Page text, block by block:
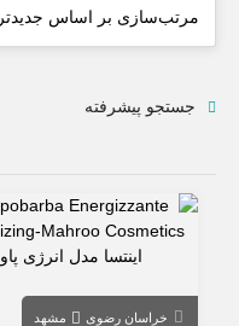
جستجو پیشرفته
خراسان رضوی مشهد